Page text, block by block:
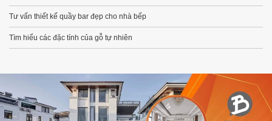
Tư vấn thiết kế quầy bar đẹp cho nhà bếp
Tìm hiểu các đặc tính của gỗ tự nhiên